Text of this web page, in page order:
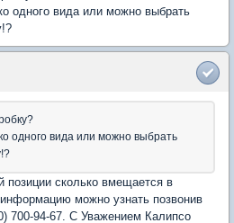
одного вида или можно выбрать
одного вида или можно выбрать
позиции сколько вмещается в
можно узнать позвонив
700-94-67. С Уважением Калипсо